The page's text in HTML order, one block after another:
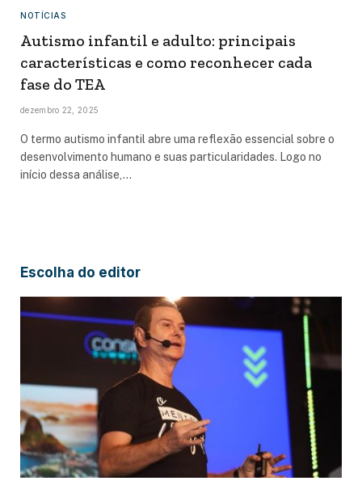
NOTÍCIAS
Autismo infantil e adulto: principais
características e como reconhecer cada
fase do TEA
dezembro 22, 2025
O termo autismo infantil abre uma reflexão essencial sobre o
desenvolvimento humano e suas particularidades. Logo no
início dessa análise,…
Escolha do editor